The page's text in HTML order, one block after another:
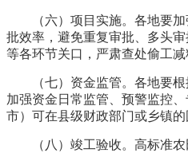
（六）项目实施。各地要
批效率，避免重复审批、多头
等各环节关口，严肃查处偷工
（七）资金监管。各地要
加强资金日常监管、预警监控
市）可在县级财政部门或乡镇
（八）竣工验收。高标准